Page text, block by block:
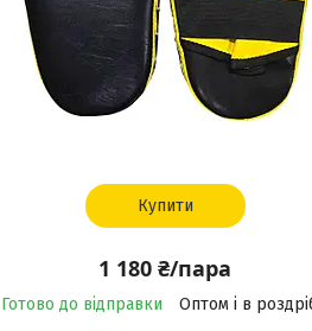
Купити
1 180 ₴/пара
Готово до відправки Оптом і в